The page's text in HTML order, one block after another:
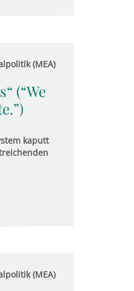
(MEA)
(“We
kaputt
(MEA)